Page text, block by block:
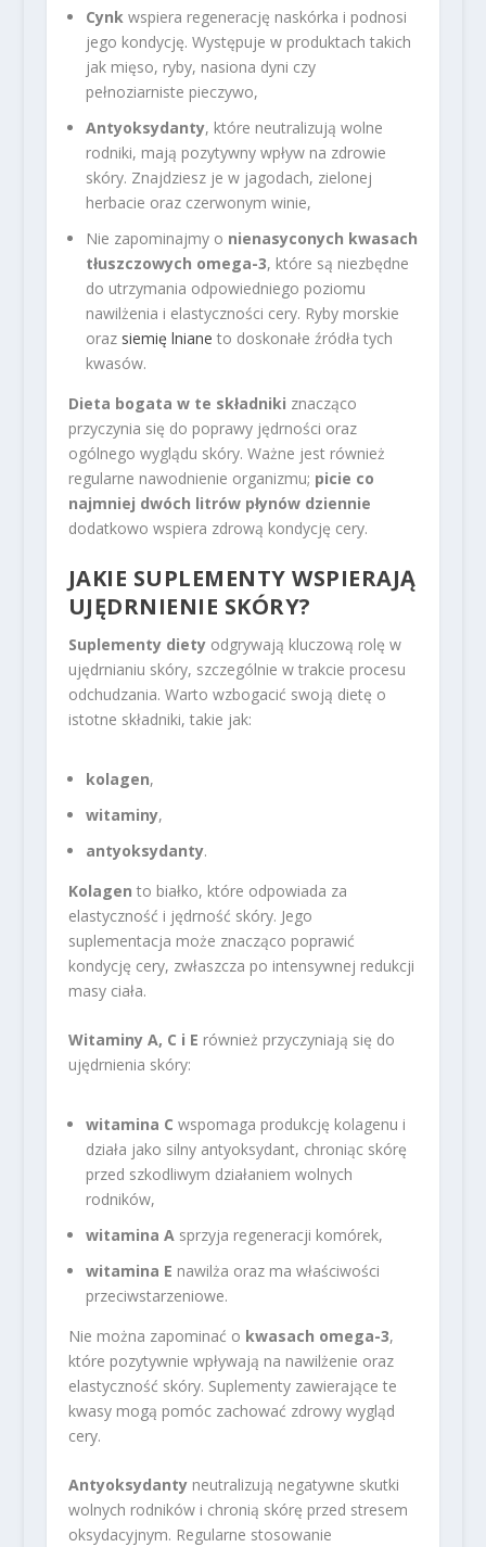
Cynkwspiera regenerację naskórka i podnosi
jego kondycję. Występuje w produktach takich
jak mięso, ryby, nasiona dyni czy
pełnoziarniste pieczywo,
Antyoksydanty, które neutralizują wolne
rodniki, mają pozytywny wpływ na zdrowie
skóry. Znajdziesz je w jagodach, zielonej
herbacie oraz czerwonym winie,
Nie zapominajmy o nienasyconych kwasach
tłuszczowych omega-3, które są niezbędne
do utrzymania odpowiedniego poziomu
nawilżenia i elastyczności cery. Ryby morskie
oraz siemię lniane to doskonałe źródła tych
kwasów.
Dieta bogata w te składniki znacząco
przyczynia się do poprawy jędrności oraz
ogólnego wyglądu skóry. Ważne jest również
regularne nawodnienie organizmu; picie co
najmniej dwóch litrów płynów dziennie
dodatkowo wspiera zdrową kondycję cery.
JAKIE SUPLEMENTY WSPIERAJĄ
UJĘDRNIENIE SKÓRY?
Suplementy dietyodgrywają kluczową rolę w
ujędrnianiu skóry, szczególnie w trakcie procesu
odchudzania. Warto wzbogacić swoją dietę o
istotne składniki, takie jak:
kolagen,
witaminy,
antyoksydanty.
Kolagen to białko, które odpowiada za
elastyczność i jędrność skóry. Jego
suplementacja może znacząco poprawić
kondycję cery, zwłaszcza po intensywnej redukcji
masy ciała.
Witaminy A, C i E również przyczyniają się do
ujędrnienia skóry:
witamina C wspomaga produkcję kolagenu i
działa jako silny antyoksydant, chroniąc skórę
przed szkodliwym działaniem wolnych
rodników,
witamina Asprzyja regeneracji komórek,
witamina E nawilża oraz ma właściwości
przeciwstarzeniowe.
Nie można zapominać o kwasach omega-3,
które pozytywnie wpływają na nawilżenie oraz
elastyczność skóry. Suplementy zawierające te
kwasy mogą pomóc zachować zdrowy wygląd
cery.
Antyoksydantyneutralizują negatywne skutki
wolnych rodników i chronią skórę przed stresem
oksydacyjnym. Regularne stosowanie